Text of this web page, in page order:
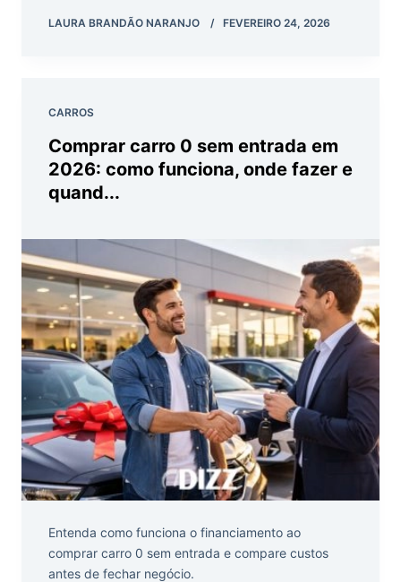
LAURA BRANDÃO NARANJO FEVEREIRO 24, 2026
CARROS
Comprar carro 0 sem entrada em
2026: como funciona, onde fazer e
quand...
Entenda como funciona o financiamento ao
comprar carro 0 sem entrada e compare custos
antes de fechar negócio.